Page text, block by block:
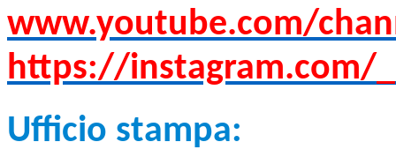
www.youtube.com/
https://instagram.com/
Ufficio stampa: